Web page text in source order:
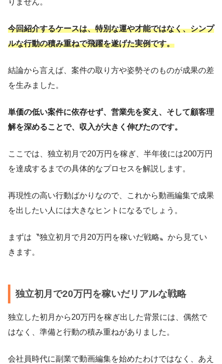
りません。
今回紹介するケースは、特別な運や才能ではなく、シンプ
ルな行動の積み重ねで飛躍を遂げた実例です。
結論から言えば、案件の取り方や姿勢そのものが成果の差
を生みました。
単価の低い案件に依存せず、営業先を変え、そして顧客理
解を深めることで、収入が大きく伸びたのです。
ここでは、独立初月で20万円を稼ぎ、半年後には200万円
を達成するまでの具体的なプロセスを解説します。
再現性の高い行動ばかりなので、これから動画編集で成果
を出したい人には大きなヒントになるでしょう。
まずは〝独立初月で月20万円を稼いだ戦略〟から見てい
きます。
独立初月で20万円を稼いだリアルな戦略
独立した初月から20万円を稼ぎ出した背景には、偶然で
はなく、準備と行動の積み重ねがありました。
会社員時代に副業で動画編集を始めたわけではなく、あえ